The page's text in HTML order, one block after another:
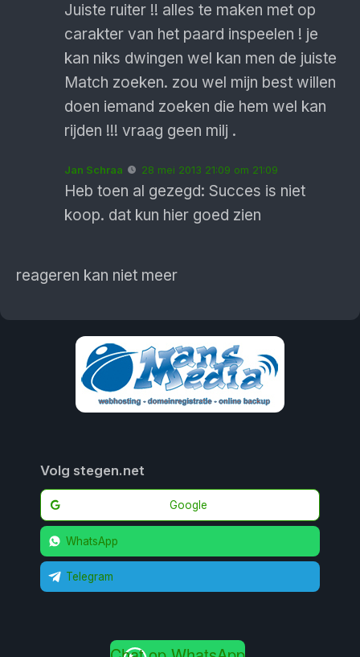
Juiste ruiter !! alles te maken met op
carakter van het paard inspeelen ! je
kan niks dwingen wel kan men de juiste
Match zoeken. zou wel mijn best willen
doen iemand zoeken die hem wel kan
rijden !!! vraag geen milj .
Jan Schraa 28 mei 2013 21:09 om 21:09
Heb toen al gezegd: Succes is niet
koop. dat kun hier goed zien
reageren kan niet meer
Volg stegen.net
Google
WhatsApp
Telegram